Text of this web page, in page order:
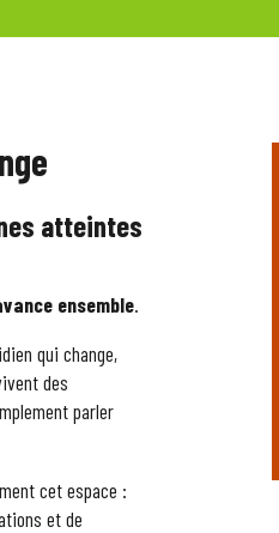
atteintes
ensemble.
qui change,
des
parler
cet espace :
et de